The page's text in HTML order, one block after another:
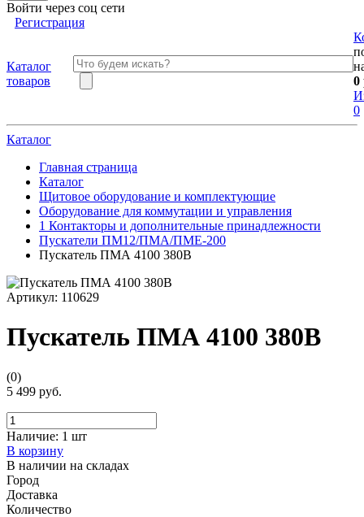
Войти через соц сети
Регистрация
Каталог
товаров
0
0
Каталог
Главная страница
Каталог
Щитовое оборудование и комплектующие
Оборудование для коммутации и управления
1 Контакторы и дополнительные принадлежности
Пускатели ПМ12/ПМА/ПМЕ-200
Пускатель ПМА 4100 380В
Артикул: 110629
Пускатель ПМА 4100 380В
(0)
5 499 руб.
Наличие: 1 шт
В корзину
В наличии на складах
Город
Доставка
Количество